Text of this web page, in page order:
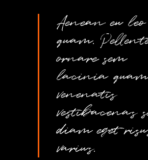
Aenean eu leo
quam.
ornare sem
lacinia
venenatis
vestibacenas
diam eget
varius.